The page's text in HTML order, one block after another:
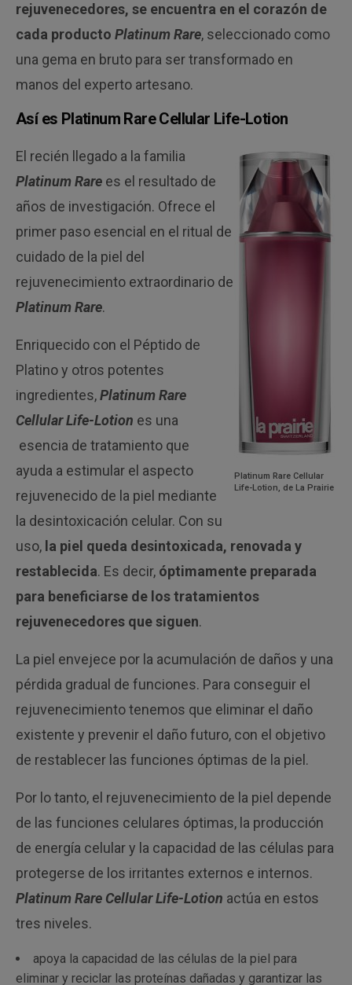
rejuvenecedores, se encuentra en el corazón de
cada productoPlatinum Rare, seleccionado como
una gema en bruto para ser transformado en
manos del experto artesano.
Así es Platinum Rare Cellular Life-Lotion
Platinum Rare Cellular
Life-Lotion, de La Prairie
El recién llegado a la familia
Platinum Rare es el resultado de
años de investigación. Ofrece el
primer paso esencial en el ritual de
cuidado de la piel del
rejuvenecimiento extraordinario de
Platinum Rare.
Enriquecido con el Péptido de
Platino y otros potentes
ingredientes,Platinum Rare
Cellular Life-Lotion es una
esencia de tratamiento que
ayuda a estimular el aspecto
rejuvenecido de la piel mediante
la desintoxicación celular. Con su
uso, la piel queda desintoxicada, renovada y
restablecida. Es decir, óptimamente preparada
para beneficiarse de los tratamientos
rejuvenecedores que siguen.
La piel envejece por la acumulación de daños y una
pérdida gradual de funciones. Para conseguir el
rejuvenecimiento tenemos que eliminar el daño
existente y prevenir el daño futuro, con el objetivo
de restablecer las funciones óptimas de la piel.
Por lo tanto, el rejuvenecimiento de la piel depende
de las funciones celulares óptimas, la producción
de energía celular y la capacidad de las células para
protegerse de los irritantes externos e internos.
Platinum Rare Cellular Life-Lotion actúa en estos
tres niveles.
apoya la capacidad de las células de la piel para
eliminar y reciclar las proteínas dañadas y garantizar las